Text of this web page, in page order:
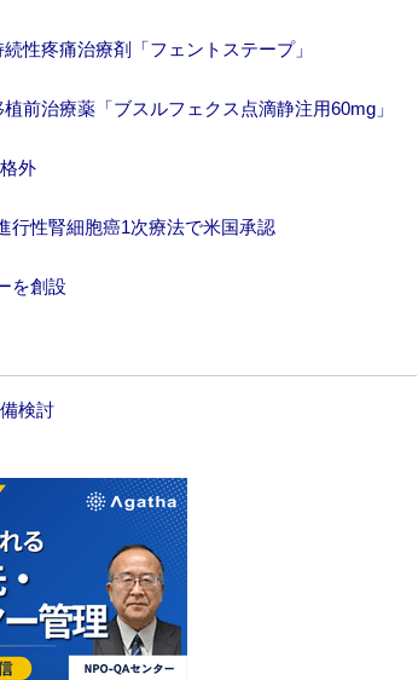
性疼痛治療剤「フェントステープ」
前治療薬「ブスルフェクス点滴静注用60mg」
外
行性腎細胞癌1次療法で米国承認
を創設
検討